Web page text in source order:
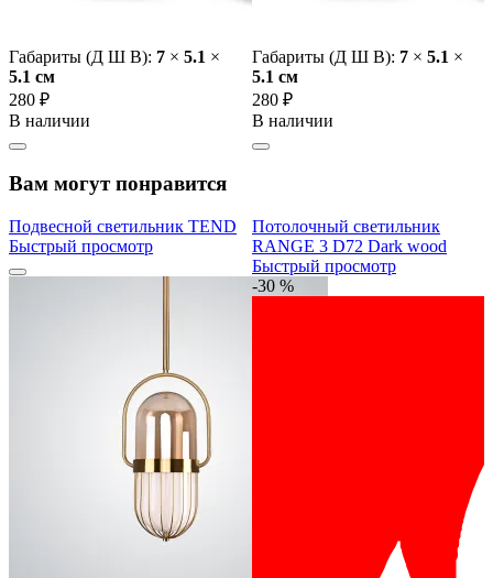
Габариты (Д Ш В): 7 × 5.1 ×
5.1 cм
280 ₽
В наличии
Габариты (Д Ш В): 7 × 5.1 ×
5.1 cм
280 ₽
В наличии
Вам могут понравится
Подвесной светильник TEND
Быстрый просмотр
Потолочный светильник
RANGE 3 D72 Dark wood
Быстрый просмотр
-30 %